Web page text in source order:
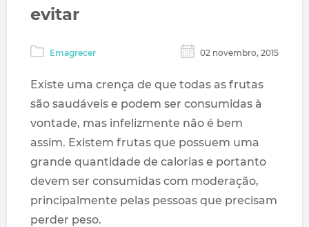
evitar
Emagrecer 02 novembro, 2015
Existe uma crença de que todas as frutas
são saudáveis e podem ser consumidas à
vontade, mas infelizmente não é bem
assim. Existem frutas que possuem uma
grande quantidade de calorias e portanto
devem ser consumidas com moderação,
principalmente pelas pessoas que precisam
perder peso.